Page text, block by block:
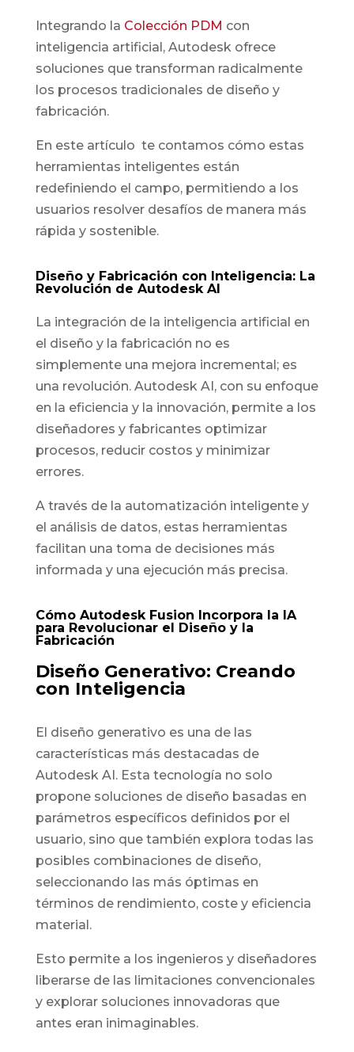
Integrando la Colección PDM con
inteligencia artificial, Autodesk ofrece
soluciones que transforman radicalmente
los procesos tradicionales de diseño y
fabricación.
En este artículo te contamos cómo estas
herramientas inteligentes están
redefiniendo el campo, permitiendo a los
usuarios resolver desafíos de manera más
rápida y sostenible.
Diseño y Fabricación con Inteligencia: La
Revolución de Autodesk AI
La integración de la inteligencia artificial en
el diseño y la fabricación no es
simplemente una mejora incremental; es
una revolución. Autodesk AI, con su enfoque
en la eficiencia y la innovación, permite a los
diseñadores y fabricantes optimizar
procesos, reducir costos y minimizar
errores.
A través de la automatización inteligente y
el análisis de datos, estas herramientas
facilitan una toma de decisiones más
informada y una ejecución más precisa.
Cómo Autodesk Fusion Incorpora la IA
para Revolucionar el Diseño y la
Fabricación
Diseño Generativo: Creando
con Inteligencia
El diseño generativo es una de las
características más destacadas de
Autodesk AI. Esta tecnología no solo
propone soluciones de diseño basadas en
parámetros específicos definidos por el
usuario, sino que también explora todas las
posibles combinaciones de diseño,
seleccionando las más óptimas en
términos de rendimiento, coste y eficiencia
material.
Esto permite a los ingenieros y diseñadores
liberarse de las limitaciones convencionales
y explorar soluciones innovadoras que
antes eran inimaginables.